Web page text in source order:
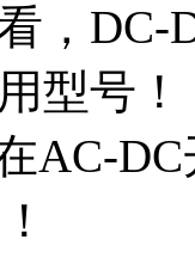
，DC-
型号！
AC-